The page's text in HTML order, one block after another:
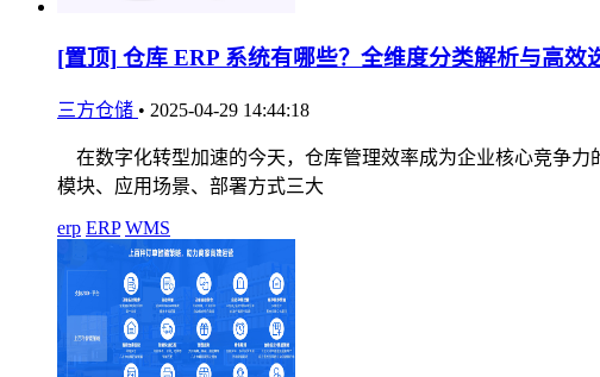
[置顶] 仓库 ERP 系统有哪些？全维度分类解析与高效
三方仓储 • 2025-04-29 14:44:18
在数字化转型加速的今天，仓库管理效率成为企业核心竞争力
模块、应用场景、部署方式三大
erp ERP WMS